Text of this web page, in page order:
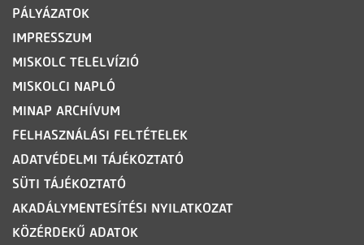
PÁLYÁZATOK
IMPRESSZUM
MISKOLC TELELVÍZIÓ
MISKOLCI NAPLÓ
MINAP ARCHÍVUM
FELHASZNÁLÁSI FELTÉTELEK
ADATVÉDELMI TÁJÉKOZTATÓ
SÜTI TÁJÉKOZTATÓ
AKADÁLYMENTESÍTÉSI NYILATKOZAT
KÖZÉRDEKŰ ADATOK